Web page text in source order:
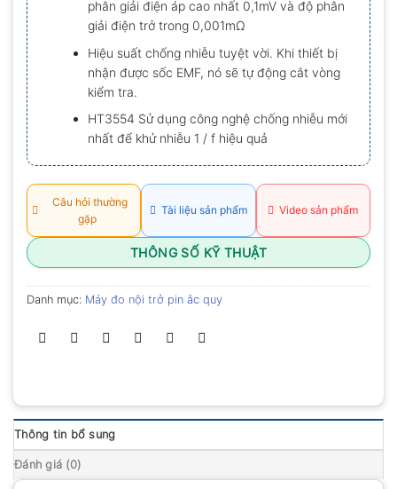
phân giải điện áp cao nhất 0,1mV và độ phân
giải điện trở trong 0,001mΩ
Hiệu suất chống nhiễu tuyệt vời. Khi thiết bị
nhận được sốc EMF, nó sẽ tự động cắt vòng
kiểm tra.
HT3554 Sử dụng công nghệ chống nhiễu mới
nhất để khử nhiễu 1 / f hiệu quả
Câu hỏi thường
gặp
Tài liệu sản phẩm Video sản phẩm
THÔNG SỐ KỸ THUẬT
Danh mục: Máy đo nội trở pin ắc quy
Thông tin bổ sung
Đánh giá (0)